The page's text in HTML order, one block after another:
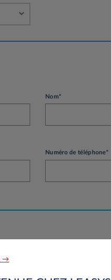
Nom*
Numéro de téléphone*
→